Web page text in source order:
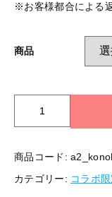
※お客様都合による
商品
サ
ー
商品コード:
カテゴリー: コラボ